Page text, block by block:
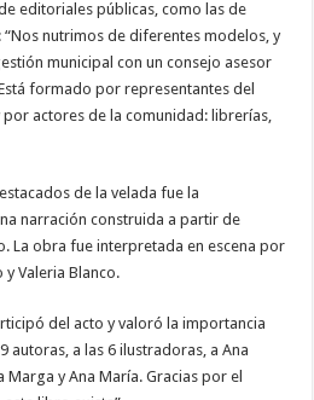
editoriales públicas, como las de
“Nos nutrimos de diferentes modelos, y
municipal con un consejo asesor
formado por representantes del
actores de la comunidad: librerías,
de la velada fue la
narración construida a partir de
La obra fue interpretada en escena por
Valeria Blanco.
del acto y valoró la importancia
autoras, a las 6 ilustradoras, a Ana
Marga y Ana María. Gracias por el